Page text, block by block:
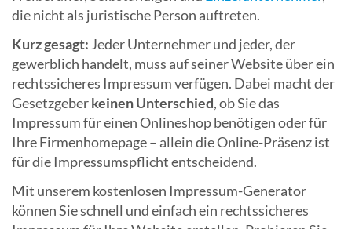
die nicht als juristische Person auftreten.
Kurz gesagt: Jeder Unternehmer und jeder, der
gewerblich handelt, muss auf seiner Website über ein
rechtssicheres Impressum verfügen. Dabei macht der
Gesetzgeberkeinen Unterschied, ob Sie das
Impressum für einen Onlineshop benötigen oder für
Ihre Firmenhomepage – allein die Online-Präsenz ist
für die Impressumspflicht entscheidend.
Mit unserem kostenlosen Impressum-Generator
können Sie schnell und einfach ein rechtssicheres